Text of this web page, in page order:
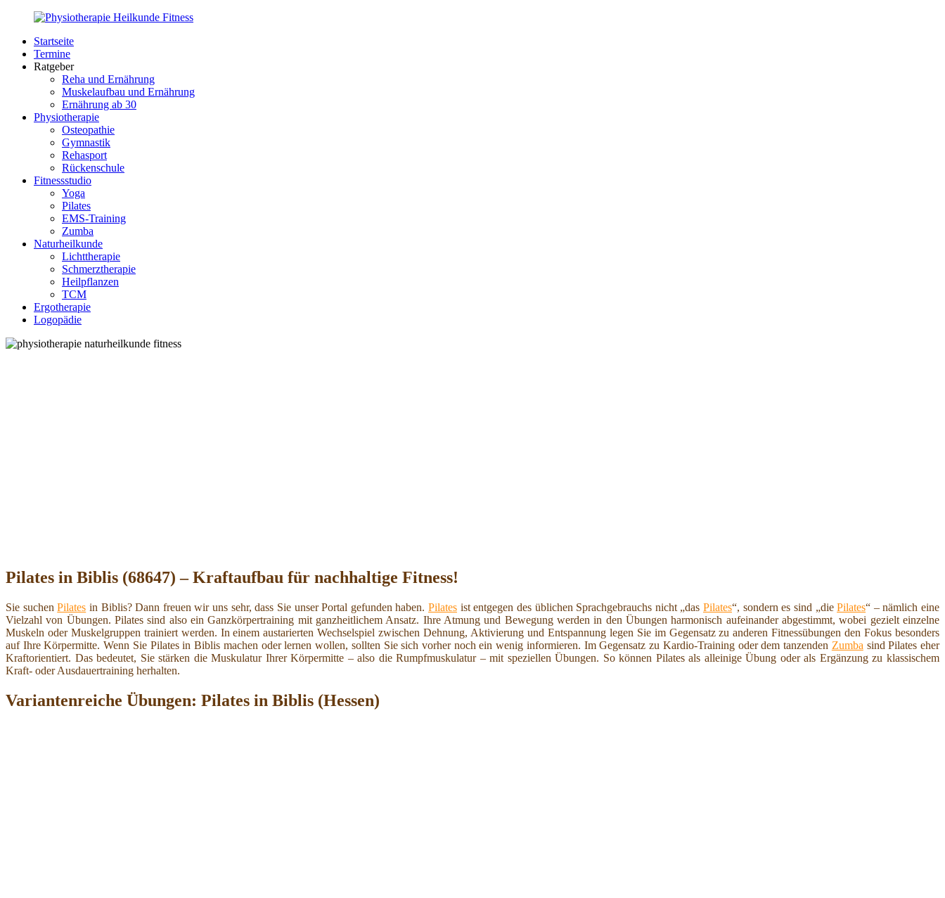
Zurück
Inhalt
PhysioMed-
Fit.de
Gesundheit
Startseite
Termine
Ratgeber
Reha und Ernährung
Muskelaufbau und Ernährung
Ernährung ab 30
Physiotherapie
Osteopathie
Gymnastik
Rehasport
Rückenschule
Fitnessstudio
Yoga
Pilates
EMS-Training
Zumba
Naturheilkunde
Lichttherapie
Schmerztherapie
Heilpflanzen
TCM
Ergotherapie
Logopädie
Pilates in Biblis (68647) – Kraftaufbau für nachhaltige Fitness!
Sie suchenPilates in Biblis? Dann freuen wir uns sehr, dass Sie unser Portal gefunden haben. Pilates ist entgegen des üblichen Sprachgebrauchs nicht „das Pilates“, sondern es sind „diePilates“ – nämlich eine
Vielzahl von Übungen. Pilates sind also ein Ganzkörpertraining mit ganzheitlichem Ansatz. Ihre Atmung und Bewegung werden in den Übungen harmonisch aufeinander abgestimmt, wobei gezielt einzelne
Muskeln oder Muskelgruppen trainiert werden. In einem austarierten Wechselspiel zwischen Dehnung, Aktivierung und Entspannung legen Sie im Gegensatz zu anderen Fitnessübungen den Fokus besonders
auf Ihre Körpermitte. Wenn Sie Pilates in Biblis machen oder lernen wollen, sollten Sie sich vorher noch ein wenig informieren. Im Gegensatz zu Kardio-Training oder dem tanzenden Zumba sind Pilates eher
Kraftorientiert. Das bedeutet, Sie stärken die Muskulatur Ihrer Körpermitte – also die Rumpfmuskulatur – mit speziellen Übungen. So können Pilates als alleinige Übung oder als Ergänzung zu klassischem
Kraft- oder Ausdauertraining herhalten.
Variantenreiche Übungen: Pilates in Biblis (Hessen)